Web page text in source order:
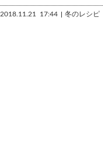
2018.11.21 17:44 冬のレシピ